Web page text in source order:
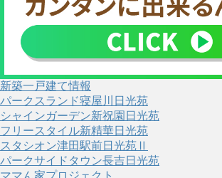
新築一戸建て情報
パークスランド寝屋川日光苑
シャインガーデン新祝園日光苑
フリースタイル新精華日光苑
スタシオン津田駅前日光苑Ⅱ
パークサイドタウン長吉日光苑
ママん家プロジェクト